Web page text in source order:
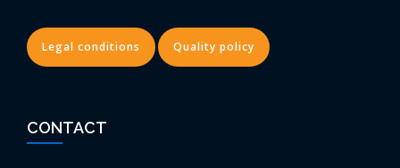
Legal conditions Quality policy
CONTACT